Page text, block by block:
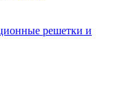
решетки и